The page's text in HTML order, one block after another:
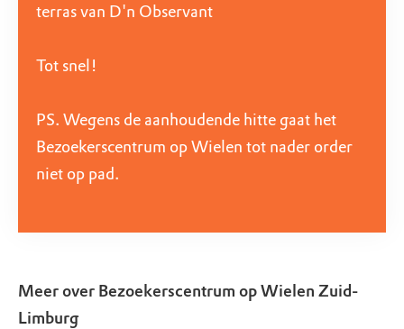
terras van D'n Observant
Tot snel!
PS. Wegens de aanhoudende hitte gaat het
Bezoekerscentrum op Wielen tot nader order
niet op pad.
Meer over Bezoekerscentrum op Wielen Zuid-
Limburg